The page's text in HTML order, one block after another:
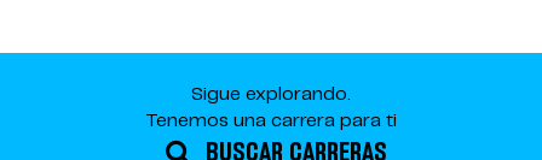
Sigue explorando.
Tenemos una carrera para ti
BUSCAR CARRERAS